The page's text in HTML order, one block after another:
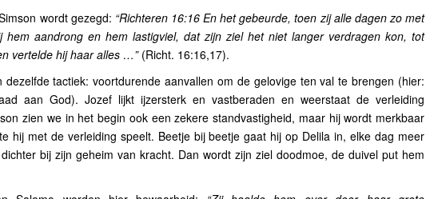
wordt gezegd: “Richteren 16:16 En het gebeurde, toen zij alle dagen zo met
hem aandrong en hem lastigviel, dat zijn ziel het niet langer verdragen kon, tot
vertelde hij haar alles …”(Richt. 16:16,17).
dezelfde tactiek: voortdurende aanvallen om de gelovige ten val te brengen (hier:
aan God). Jozef lijkt ijzersterk en vastberaden en weerstaat de verleiding
zien we in het begin ook een zekere standvastigheid, maar hij wordt merkbaar
hij met de verleiding speelt. Beetje bij beetje gaat hij op Delila in, elke dag meer
bij zijn geheim van kracht. Dan wordt zijn ziel doodmoe, de duivel put hem